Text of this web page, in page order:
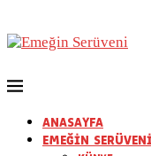
ANASAYFA
EMEĞİN